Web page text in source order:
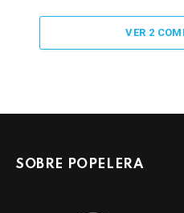
VER 2
SOBRE POPELERA